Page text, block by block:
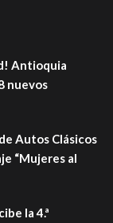
Antioquia
nuevos
Autos Clásicos
“Mujeres al
la 4.ª